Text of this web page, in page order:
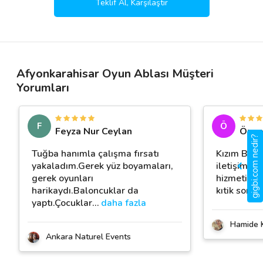
Teklif Al, Karşılaştır
Afyonkarahisar Oyun Ablası Müşteri
Yorumları
F
Feyza Nur Ceylan
Tuğba hanımla çalışma fırsatı
yakaladım.Gerek yüz boyamaları,
gerek oyunları
harikaydı.Baloncuklar da
yaptı.Çocuklar… daha fazla
Ankara Naturel Events
Ö
Kızım
iletişimi
hizmeti
kıtik
Hamide
gigbi.com nedir?